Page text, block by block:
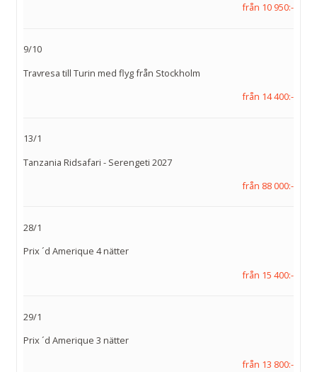
från 10 950:-
9/10
Travresa till Turin med flyg från Stockholm
från 14 400:-
13/1
Tanzania Ridsafari - Serengeti 2027
från 88 000:-
28/1
Prix ´d Amerique 4 nätter
från 15 400:-
29/1
Prix ´d Amerique 3 nätter
från 13 800:-